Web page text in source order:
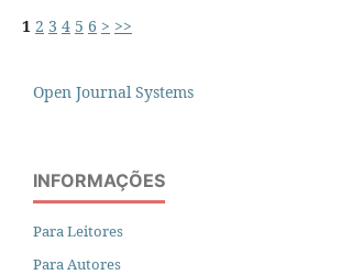
1 2 3 4 5 6 > >>
Open Journal Systems
INFORMAÇÕES
Para Leitores
Para Autores